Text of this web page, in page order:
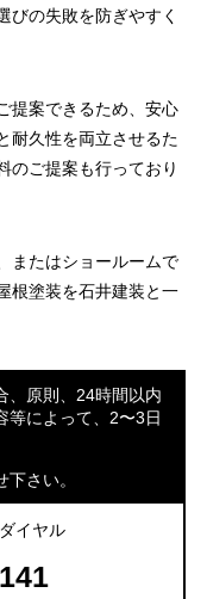
びの失敗を防ぎやすく
提案できるため、安心
耐久性を両立させるた
のご提案も行っており
またはショールームで
根塗装を石井建装と一
原則、24時間以内
等によって、2〜3日
さい。
イヤル